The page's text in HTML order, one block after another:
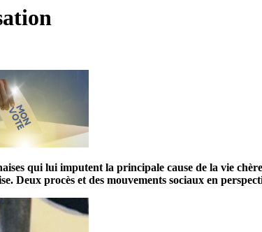
qui lui imputent la principale cause de la vie
Deux procès et des mouvements sociaux en